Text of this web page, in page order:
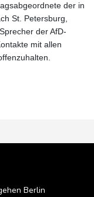
der in
St. Petersburg,
der AfD-
mit allen
Berlin